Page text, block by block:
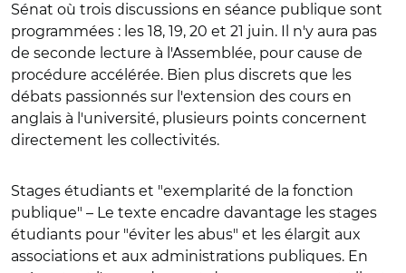
Sénat où trois discussions en séance publique sont
programmées : les 18, 19, 20 et 21 juin. Il n'y aura pas
de seconde lecture à l'Assemblée, pour cause de
procédure accélérée. Bien plus discrets que les
débats passionnés sur l'extension des cours en
anglais à l'université, plusieurs points concernent
directement les collectivités.
Stages étudiants et "exemplarité de la fonction
publique" – Le texte encadre davantage les stages
étudiants pour "éviter les abus" et les élargit aux
associations et aux administrations publiques. En